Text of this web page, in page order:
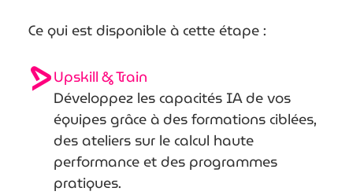
Ce qui est disponible à cette étape :
Upskill & Train
Développez les capacités IA de vos
équipes grâce à des formations ciblées,
des ateliers sur le calcul haute
performance et des programmes
pratiques.